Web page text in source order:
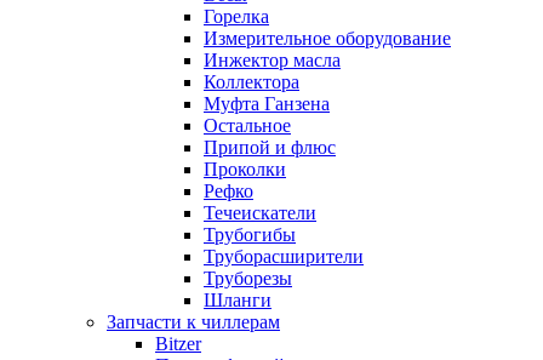
Горелка
Измерительное оборудование
Инжектор масла
Коллектора
Муфта Ганзена
Остальное
Припой и флюс
Проколки
Рефко
Течеискатели
Трубогибы
Труборасширители
Труборезы
Шланги
Запчасти к чиллерам
Bitzer